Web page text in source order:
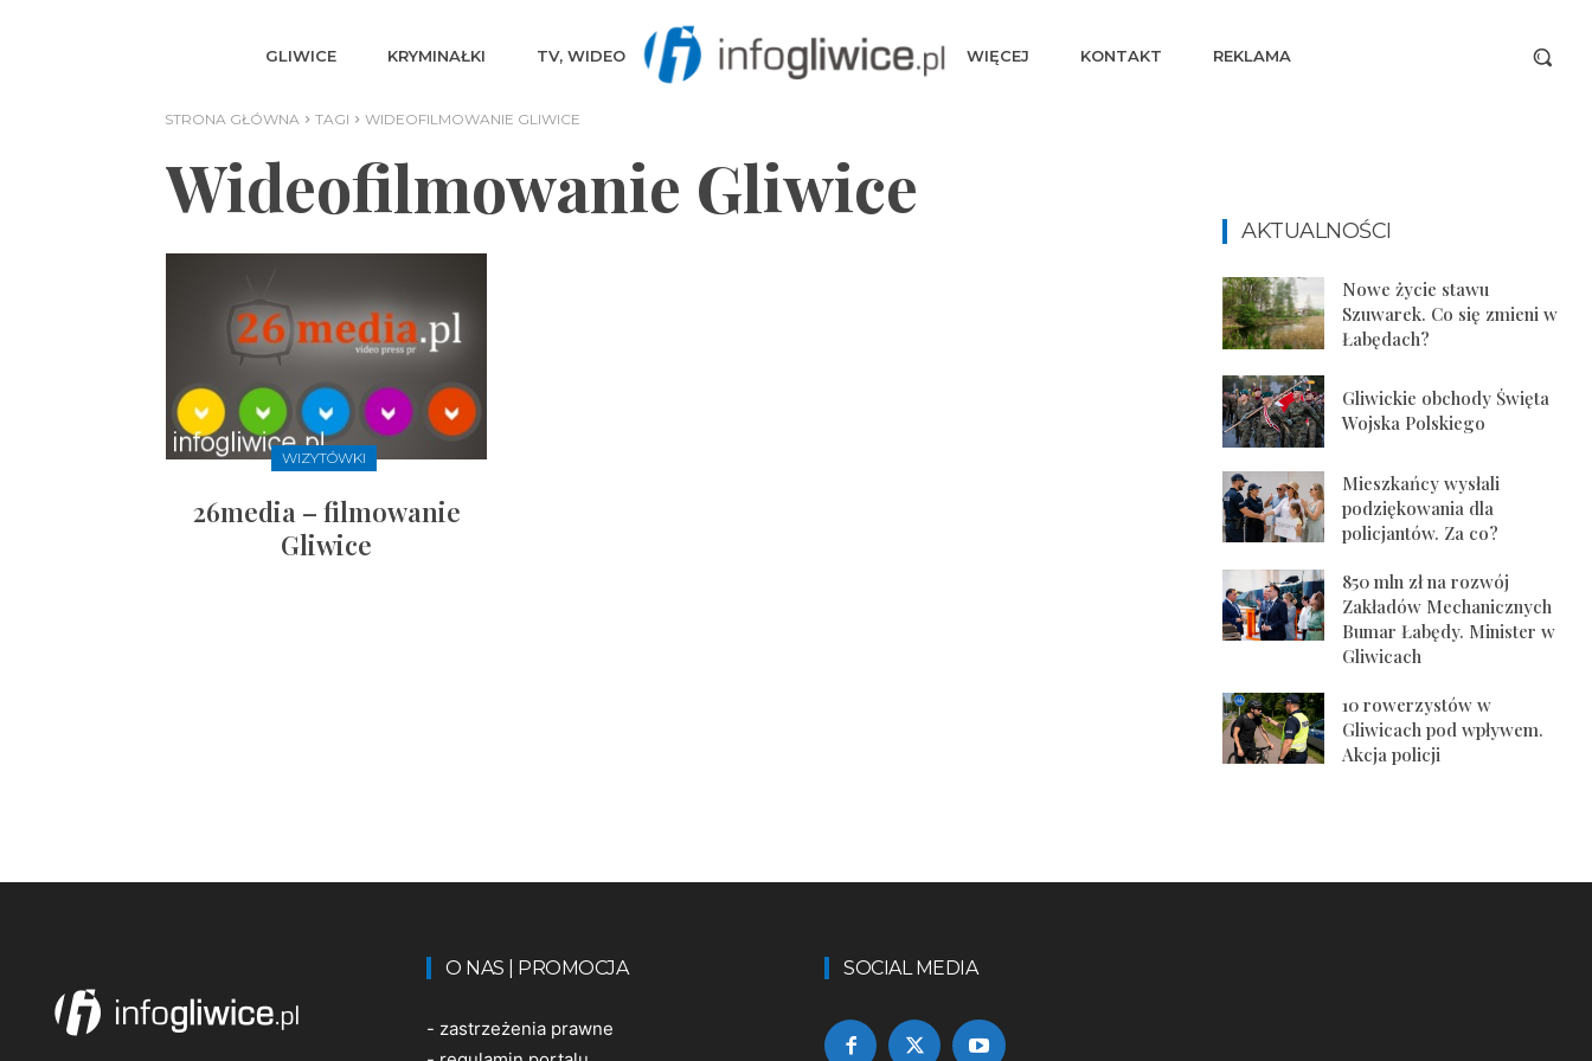
GLIWICE KRYMINAŁKI TV, WIDEO WIĘCEJ KONTAKT REKLAMA
STRONA GŁÓWNA TAGI WIDEOFILMOWANIE GLIWICE
Wideofilmowanie Gliwice
WIZYTÓWKI
26media – filmowanie
Gliwice
AKTUALNOŚCI
Nowe życie stawu
Szuwarek. Co się zmieni w
Łabędach?
Gliwickie obchody Święta
Wojska Polskiego
Mieszkańcy wysłali
podziękowania dla
policjantów. Za co?
850 mln zł na rozwój
Zakładów Mechanicznych
Bumar Łabędy. Minister w
Gliwicach
10 rowerzystów w
Gliwicach pod wpływem.
Akcja policji
O NAS | PROMOCJA
- zastrzeżenia prawne
SOCIAL MEDIA